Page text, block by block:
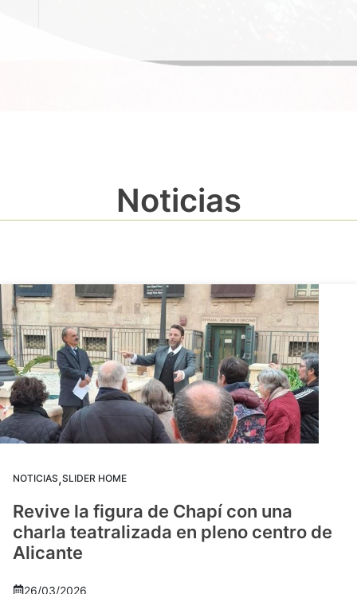
Noticias
NOTICIAS,SLIDER HOME
Revive la figura de Chapí con una
charla teatralizada en pleno centro de
Alicante
26/03/2026